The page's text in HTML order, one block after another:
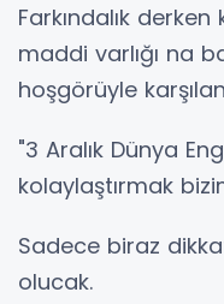
Farkındalık
maddi varlığı na
hoşgörüyle
"3 Aralık Dünya
kolaylaştırmak
Sadece biraz
olucak.